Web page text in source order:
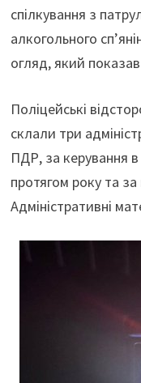
спілкування з
алкогольного
огляд, який
Поліцейські
склали три
ПДР, за керування в
протягом року та
Адміністративні